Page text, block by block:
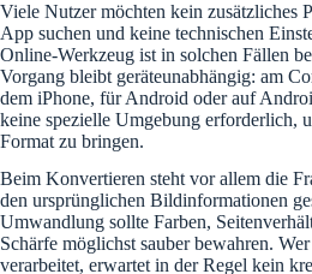
Viele Nutzer möchten kein zusätzliches
App suchen und keine technischen
Online-Werkzeug ist in solchen Fällen
Vorgang bleibt geräteunabhängig: am
dem iPhone, für Android oder auf
keine spezielle Umgebung erforderlich,
Format zu bringen.
Beim Konvertieren steht vor allem die
den ursprünglichen Bildinformationen
Umwandlung sollte Farben,
Schärfe möglichst sauber bewahren.
verarbeitet, erwartet in der Regel kein